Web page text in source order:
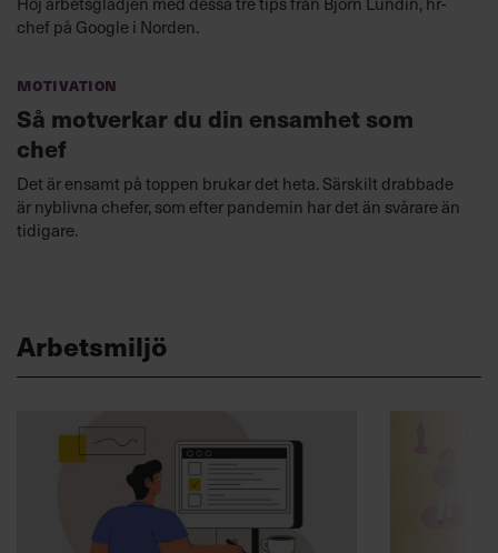
chef på Google i Norden.
Motivation
Så motverkar du din ensamhet som
chef
Det är ensamt på toppen brukar det heta. Särskilt drabbade
är nyblivna chefer, som efter pandemin har det än svårare än
tidigare.
Arbetsmiljö